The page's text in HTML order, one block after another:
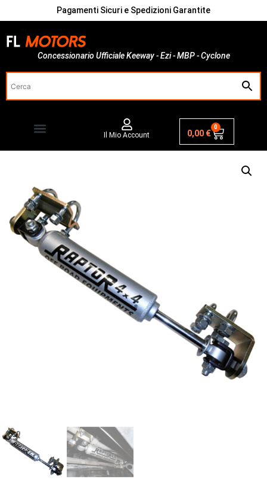
Pagamenti Sicuri e Spedizioni Garantite
Concessionario Ufficiale Keeway - Ezi - MBP - Cyclone
Il Mio Account 0,00 €
0